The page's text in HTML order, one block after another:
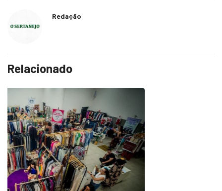
Redação
Relacionado